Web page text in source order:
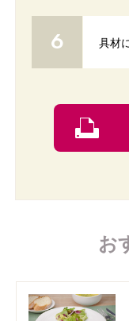
具材
お